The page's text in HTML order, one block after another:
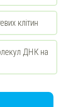
клітин
ДНК на